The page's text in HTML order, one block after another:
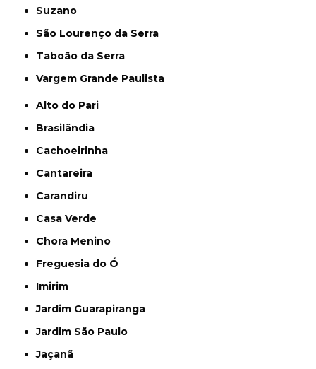
Suzano
São Lourenço da Serra
Taboão da Serra
Vargem Grande Paulista
Alto do Pari
Brasilândia
Cachoeirinha
Cantareira
Carandiru
Casa Verde
Chora Menino
Freguesia do Ó
Imirim
Jardim Guarapiranga
Jardim São Paulo
Jaçanã